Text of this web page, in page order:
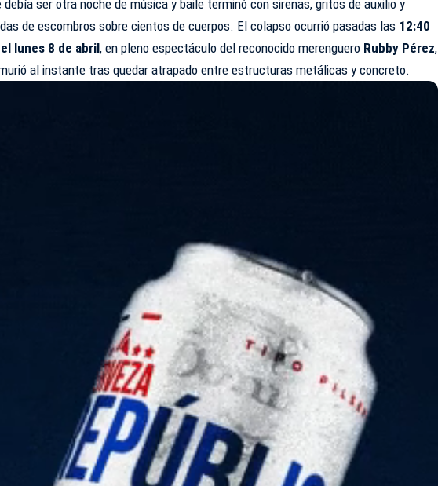
debía ser otra noche de música y baile terminó con sirenas, gritos de auxilio y
de escombros sobre cientos de cuerpos. El colapso ocurrió pasadas las 12:40
lunes 8 de abril, en pleno espectáculo del reconocido merenguero Rubby Pérez,
al instante tras quedar atrapado entre estructuras metálicas y concreto.